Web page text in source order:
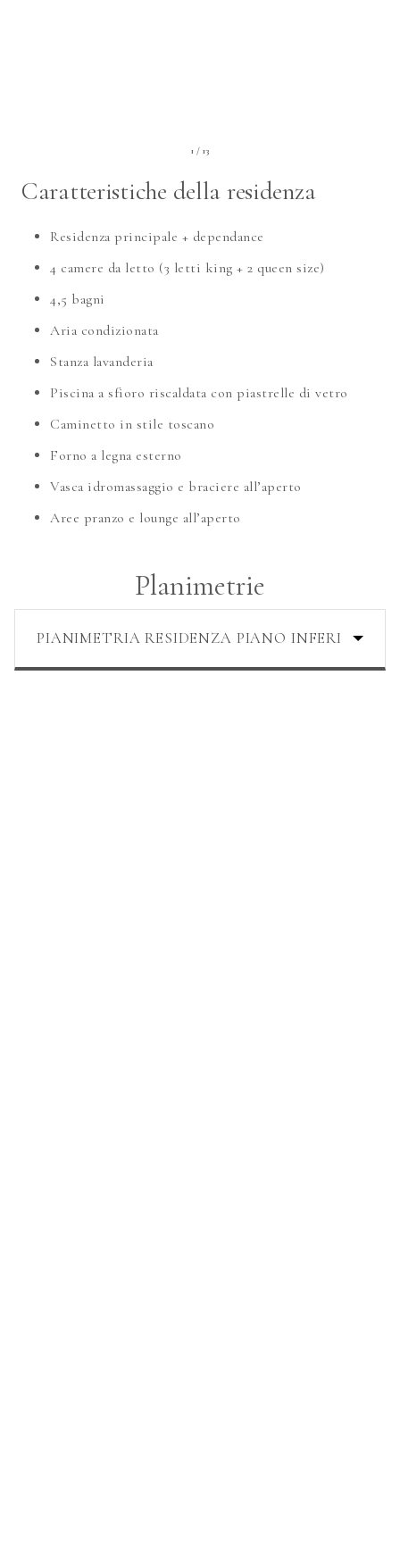
Caratteristiche della residenza
Residenza principale + dependance
4 camere da letto (3 letti king + 2 queen size)
4,5 bagni
Aria condizionata
Stanza lavanderia
Piscina a sfioro riscaldata con piastrelle di vetro
Caminetto in stile toscano
Forno a legna esterno
Vasca idromassaggio e braciere all’aperto
Aree pranzo e lounge all’aperto
1 / 13
Planimetrie